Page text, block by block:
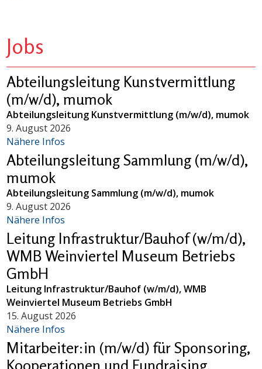
Jobs
Abteilungsleitung Kunstvermittlung
(m/w/d), mumok
Abteilungsleitung Kunstvermittlung (m/w/d), mumok
9. August 2026
Nähere Infos
Abteilungsleitung Sammlung (m/w/d),
mumok
Abteilungsleitung Sammlung (m/w/d), mumok
9. August 2026
Nähere Infos
Leitung Infrastruktur/Bauhof (w/m/d),
WMB Weinviertel Museum Betriebs
GmbH
Leitung Infrastruktur/Bauhof (w/m/d), WMB
Weinviertel Museum Betriebs GmbH
15. August 2026
Nähere Infos
Mitarbeiter:in (m/w/d) für Sponsoring,